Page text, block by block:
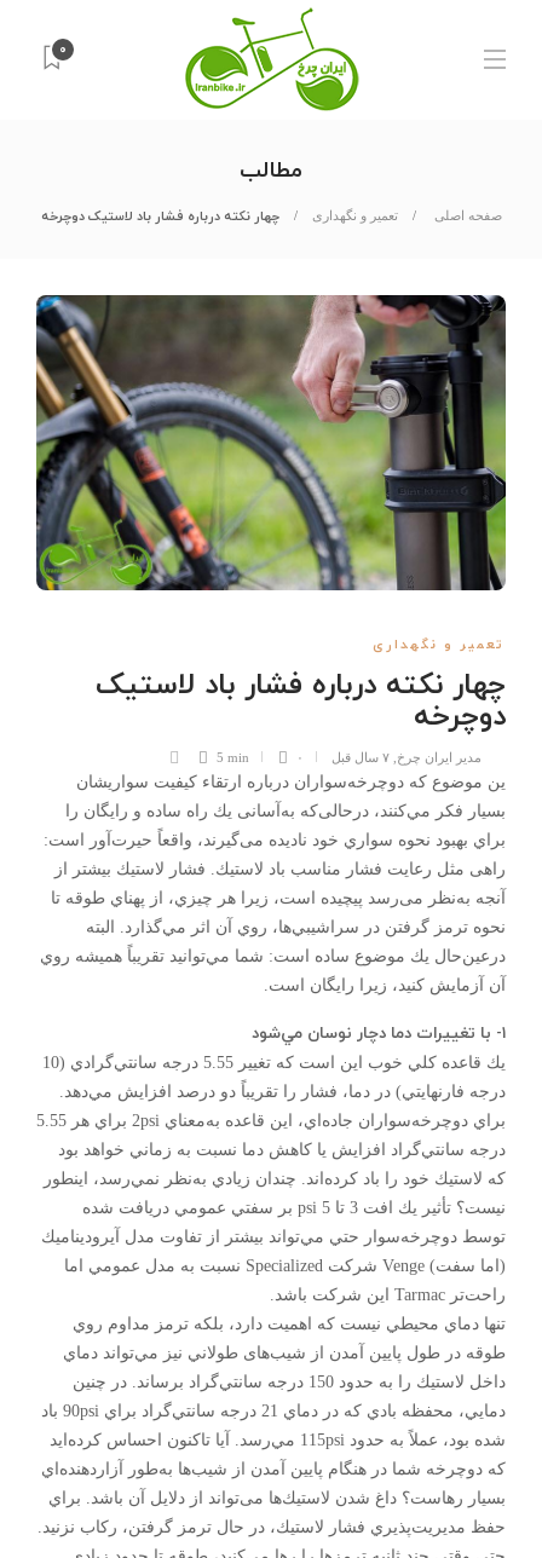
۰
مطالب
صفحه اصلی تعمیر و نگهداری چهار نکته درباره فشار باد لاستیک دوچرخه
تعمیر و نگهداری
چهار نکته درباره فشار باد لاستیک
دوچرخه
مدیر ایران چرخ ۷ سال قبل ۰ 5 min
ين موضوع كه دوچرخه‌سواران درباره ارتقاء کیفیت سواریشان
بسیار فكر مي‌كنند، درحالی‌که به‌آسانی يك راه ساده و رايگان را
براي بهبود نحوه سواري خود ناديده می‌گیرند، واقعاً حيرت‌آور است:
راهی مثل رعایت فشار مناسب باد لاستيك. فشار لاستيك بیشتر از
آنجه به‌نظر می‌رسد پيچيده است، زيرا هر چيزي، از پهناي طوقه تا
نحوه ترمز گرفتن در سراشيبي‌ها، روي آن اثر مي‌گذارد. البته
درعين‌‌حال يك موضوع ساده است: شما مي‌توانيد تقريباً همیشه روي
آن آزمايش كنيد، زيرا رايگان است.
۱- با تغييرات دما دچار نوسان مي‌شود
يك قاعده كلي خوب اين است كه تغيير 5.55 درجه سانتي‌گرادي (10
درجه فارنهايتي) در دما، فشار را تقريباً دو درصد افزايش مي‌دهد.
براي دوچرخه‌سواران جاده‌اي، اين قاعده به‌معناي 2psi براي هر 5.55
درجه سانتي‌گراد افزايش يا كاهش دما نسبت به زماني خواهد بود
كه لاستيك خود را باد كرده‌اند. چندان زيادي به‌نظر نمي‌رسد، اينطور
نيست؟ تأثير يك افت 3 تا 5 psi بر سفتي عمومي دريافت شده
توسط دوچرخه‌سوار حتي مي‌تواند بيشتر از تفاوت مدل آيروديناميك
(اما سفت) Venge شركت Specialized نسبت به مدل عمومي اما
راحت‌تر Tarmac اين شركت باشد.
تنها دماي محيطي نيست كه اهميت دارد، بلکه ترمز مداوم روي
طوقه در طول پايين آمدن از شيب‌های طولاني نیز مي‌تواند دماي
داخل لاستيك را به حدود 150 درجه سانتي‌گراد برساند. در چنين
دمايي، محفظه بادي كه در دماي 21 درجه سانتي‌گراد براي 90psi باد
شده بود، عملاً به حدود 115psi مي‌رسد. آيا تاكنون احساس كرده‌ايد
كه دوچرخه شما در هنگام پايين آمدن از شيب‌ها به‌طور آزاردهنده‌اي
بسیار رهاست؟ داغ شدن لاستيك‌ها می‌تواند از دلایل آن باشد. براي
حفظ مديريت‌پذيري فشار لاستيك، در حال ترمز گرفتن، رکاب نزنید.